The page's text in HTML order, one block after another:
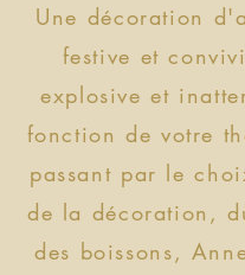
Une décoration
festive et
explosive et
fonction de votre
passant par le
de la décoration,
des boissons,